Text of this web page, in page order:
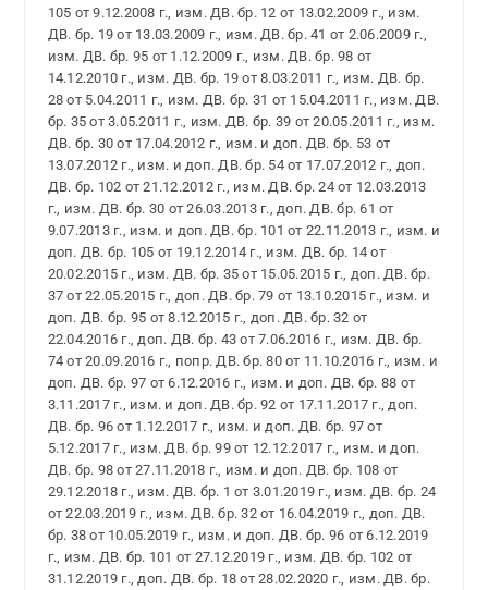
105 от 9.12.2008 г., изм. ДВ. бр. 12 от 13.02.2009 г., изм.
ДВ. бр. 19 от 13.03.2009 г., изм. ДВ. бр. 41 от 2.06.2009 г.,
изм. ДВ. бр. 95 от 1.12.2009 г., изм. ДВ. бр. 98 от
14.12.2010 г., изм. ДВ. бр. 19 от 8.03.2011 г., изм. ДВ. бр.
28 от 5.04.2011 г., изм. ДВ. бр. 31 от 15.04.2011 г., изм. ДВ.
бр. 35 от 3.05.2011 г., изм. ДВ. бр. 39 от 20.05.2011 г., изм.
ДВ. бр. 30 от 17.04.2012 г., изм. и доп. ДВ. бр. 53 от
13.07.2012 г., изм. и доп. ДВ. бр. 54 от 17.07.2012 г., доп.
ДВ. бр. 102 от 21.12.2012 г., изм. ДВ. бр. 24 от 12.03.2013
г., изм. ДВ. бр. 30 от 26.03.2013 г., доп. ДВ. бр. 61 от
9.07.2013 г., изм. и доп. ДВ. бр. 101 от 22.11.2013 г., изм. и
доп. ДВ. бр. 105 от 19.12.2014 г., изм. ДВ. бр. 14 от
20.02.2015 г., изм. ДВ. бр. 35 от 15.05.2015 г., доп. ДВ. бр.
37 от 22.05.2015 г., доп. ДВ. бр. 79 от 13.10.2015 г., изм. и
доп. ДВ. бр. 95 от 8.12.2015 г., доп. ДВ. бр. 32 от
22.04.2016 г., доп. ДВ. бр. 43 от 7.06.2016 г., изм. ДВ. бр.
74 от 20.09.2016 г., попр. ДВ. бр. 80 от 11.10.2016 г., изм. и
доп. ДВ. бр. 97 от 6.12.2016 г., изм. и доп. ДВ. бр. 88 от
3.11.2017 г., изм. и доп. ДВ. бр. 92 от 17.11.2017 г., доп.
ДВ. бр. 96 от 1.12.2017 г., изм. и доп. ДВ. бр. 97 от
5.12.2017 г., изм. ДВ. бр. 99 от 12.12.2017 г., изм. и доп.
ДВ. бр. 98 от 27.11.2018 г., изм. и доп. ДВ. бр. 108 от
29.12.2018 г., изм. ДВ. бр. 1 от 3.01.2019 г., изм. ДВ. бр. 24
от 22.03.2019 г., изм. ДВ. бр. 32 от 16.04.2019 г., доп. ДВ.
бр. 38 от 10.05.2019 г., изм. и доп. ДВ. бр. 96 от 6.12.2019
г., изм. ДВ. бр. 101 от 27.12.2019 г., изм. ДВ. бр. 102 от
31.12.2019 г., доп. ДВ. бр. 18 от 28.02.2020 г., изм. ДВ. бр.